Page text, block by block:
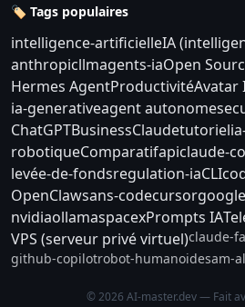
🏷️ Tags populaires
intelligence-artificielleIA
anthropicllmagents-iaOpen
Hermes AgentProductivitéAvatar
ia-generativeagent autonome
ChatGPTBusinessClaudetutoriel
robotiqueComparatifapiclaude-
levée-de-fondsregulation-iaCLI
OpenClawsans-codecursorgoogle
nvidiaollamaspacexPrompts IA
VPS (serveur privé virtuel)claude-
github-copilotrobot-humanoidesam-
© 2026 AI-master.dev — Fait